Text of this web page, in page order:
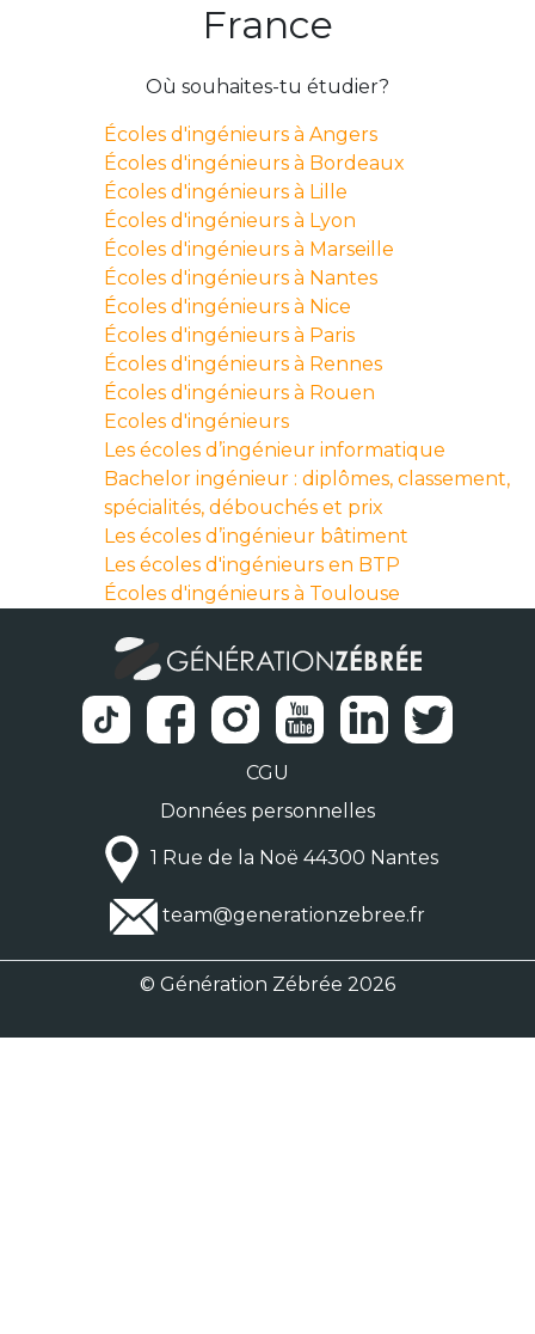
France
Où souhaites-tu étudier?
Écoles d'ingénieurs à Angers
Écoles d'ingénieurs à Bordeaux
Écoles d'ingénieurs à Lille
Écoles d'ingénieurs à Lyon
Écoles d'ingénieurs à Marseille
Écoles d'ingénieurs à Nantes
Écoles d'ingénieurs à Nice
Écoles d'ingénieurs à Paris
Écoles d'ingénieurs à Rennes
Écoles d'ingénieurs à Rouen
Ecoles d'ingénieurs
Les écoles d’ingénieur informatique
Bachelor ingénieur : diplômes, classement,
spécialités, débouchés et prix
Les écoles d’ingénieur bâtiment
Les écoles d'ingénieurs en BTP
Écoles d'ingénieurs à Toulouse
CGU
Données personnelles
1 Rue de la Noë 44300 Nantes
team@generationzebree.fr
© Génération Zébrée 2026